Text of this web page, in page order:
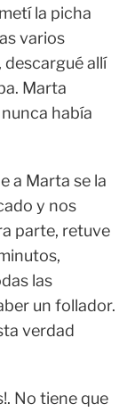
la picha
varios
allí
Marta
había
a Marta se la
y nos
parte, retuve
las
un follador.
verdad
No tiene que